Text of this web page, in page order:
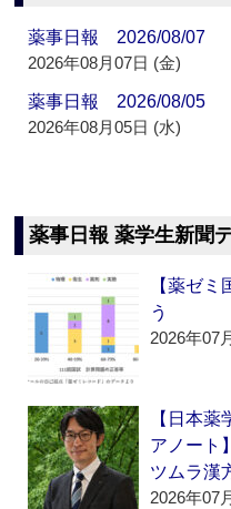
薬事日報 2026/08/07
2026年08月07日 (金)
薬事日報 2026/08/05
2026年08月05日 (水)
薬事日報 薬学生新聞
【薬ゼ
う
2026年07
【日本
アノート
ツムラ漢
2026年07